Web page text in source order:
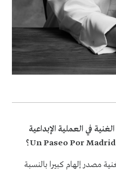
في العملية الإبداعية
مصدر إلهام كبيرا بالنسبة